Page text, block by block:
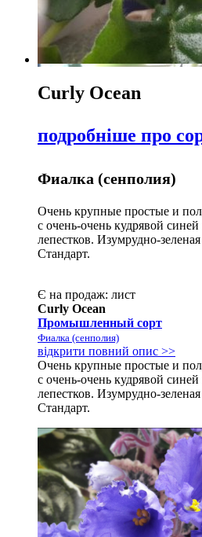
Curly Ocean
подробніше про
Фиалка (сенполия)
Очень крупные простые и
с очень-очень кудрявой
лепестков. Изумрудно-
Стандарт.
Є на продаж: лист
Curly Ocean
Промышленный сорт
Фиалка (сенполия)
відкрити повний опис >>
Очень крупные простые и
с очень-очень кудрявой
лепестков. Изумрудно-
Стандарт.